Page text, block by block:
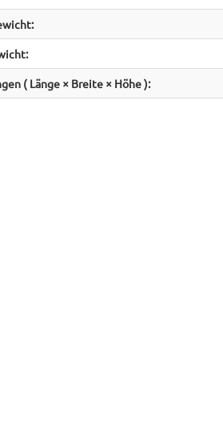
( Länge × Breite × Höhe ):